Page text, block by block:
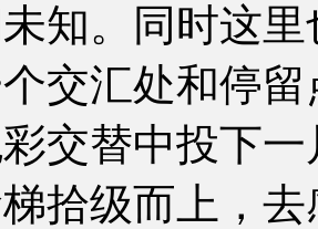
知。同时这
交汇处和停
交替中投下
拾级而上，